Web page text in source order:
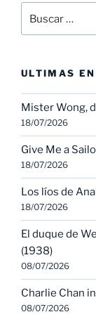
por:
ULTIMAS
Mister Wong,
18/07/2026
Give Me a
18/07/2026
Los líos de
18/07/2026
El duque de
(1938)
08/07/2026
Charlie Chan
08/07/2026